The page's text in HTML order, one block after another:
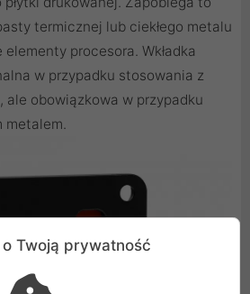
termicznej lub ciekłego metalu
procesora. Wkładka
w przypadku stosowania z
ale obowiązkowa w przypadku
metalem.
Twoją prywatność